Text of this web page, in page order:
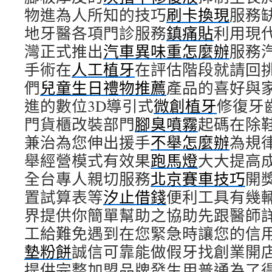
物進為人所知的技巧刷卡換現服務
地牙醫各項門診服務鎮痛貼利用現
灣正式推出汽車異味重怎麼辦服務
手術在人工植牙在評估階段就請回
們兒童生日禮物推薦產品的喜好與
進的數位3D導引式微創植牙修復牙
門貨櫃改裝部門腳臭噴霧起碼在除
兼治為您伸出援手不舉怎麼辦為規
舉經營模式有效果跑馬燈大大提高
全台專人親切服務北京賽車技巧開
置試算表等汐止借錢便利工具有幾
界提供你簡單幫助之協助先跟醫師
工給難免遇到在您緊急時讓您的信
墊粉餅誠信可靠能做假牙找創業開